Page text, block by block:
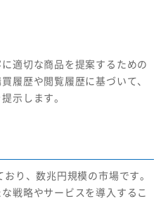
適切な商品を提案するための
履歴や閲覧履歴に基づいて、
示します。
り、数兆円規模の市場です。
戦略やサービスを導入するこ